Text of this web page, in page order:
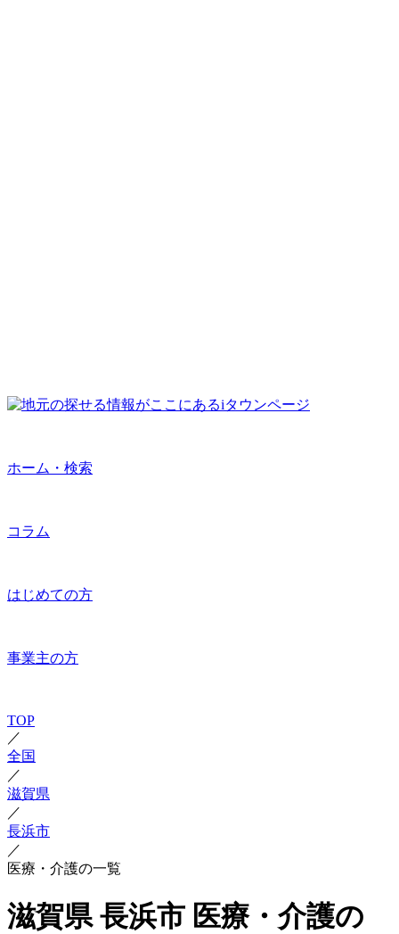
ホーム・検索
コラム
はじめての方
事業主の方
TOP
／
全国
／
滋賀県
／
長浜市
／
医療・介護の一覧
滋賀県 長浜市 医療・介護の